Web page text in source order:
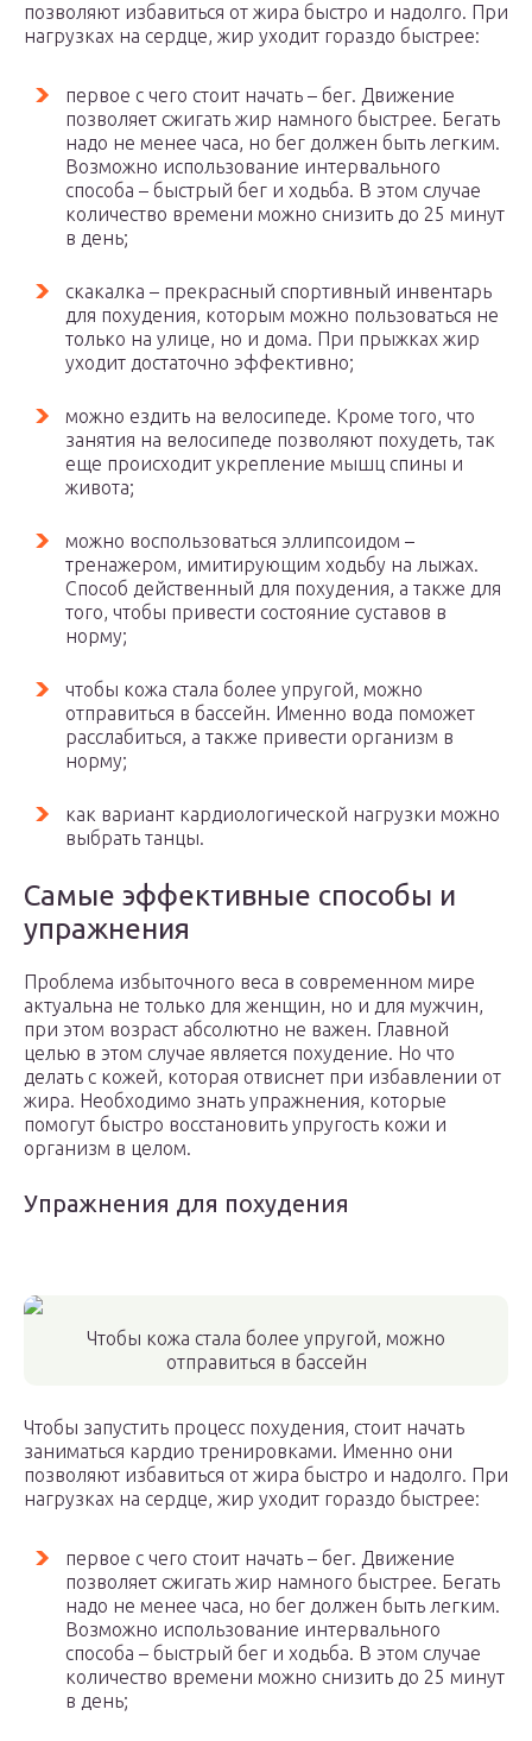
позволяют избавиться от жира быстро и надолго. При
нагрузках на сердце, жир уходит гораздо быстрее:
первое с чего стоит начать – бег. Движение
позволяет сжигать жир намного быстрее. Бегать
надо не менее часа, но бег должен быть легким.
Возможно использование интервального
способа – быстрый бег и ходьба. В этом случае
количество времени можно снизить до 25 минут
в день;
скакалка – прекрасный спортивный инвентарь
для похудения, которым можно пользоваться не
только на улице, но и дома. При прыжках жир
уходит достаточно эффективно;
можно ездить на велосипеде. Кроме того, что
занятия на велосипеде позволяют похудеть, так
еще происходит укрепление мышц спины и
живота;
можно воспользоваться эллипсоидом –
тренажером, имитирующим ходьбу на лыжах.
Способ действенный для похудения, а также для
того, чтобы привести состояние суставов в
норму;
чтобы кожа стала более упругой, можно
отправиться в бассейн. Именно вода поможет
расслабиться, а также привести организм в
норму;
как вариант кардиологической нагрузки можно
выбрать танцы.
Самые эффективные способы и
упражнения
Проблема избыточного веса в современном мире
актуальна не только для женщин, но и для мужчин,
при этом возраст абсолютно не важен. Главной
целью в этом случае является похудение. Но что
делать с кожей, которая отвиснет при избавлении от
жира. Необходимо знать упражнения, которые
помогут быстро восстановить упругость кожи и
организм в целом.
Упражнения для похудения
Чтобы кожа стала более упругой, можно
отправиться в бассейн
Чтобы запустить процесс похудения, стоит начать
заниматься кардио тренировками. Именно они
позволяют избавиться от жира быстро и надолго. При
нагрузках на сердце, жир уходит гораздо быстрее:
первое с чего стоит начать – бег. Движение
позволяет сжигать жир намного быстрее. Бегать
надо не менее часа, но бег должен быть легким.
Возможно использование интервального
способа – быстрый бег и ходьба. В этом случае
количество времени можно снизить до 25 минут
в день;